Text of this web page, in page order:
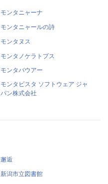
モンタニャーナ
モンタニャールの詩
モンタヌス
モンタノケラトプス
モンタバウアー
モンタビスタ ソフトウェア ジャ
パン株式会社
邂逅
新潟市立図書館